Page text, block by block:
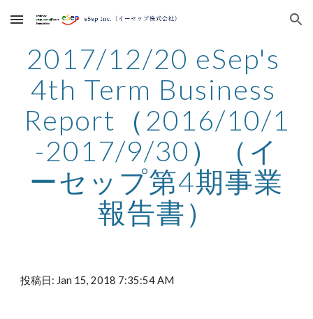
Skip to main content Skip to navigation
2017/12/20 eSep's
4th Term Business
Report（2016/10/1
-2017/9/30）（イ
ーセップ第4期事業
報告書）
投稿日: Jan 15, 2018 7:35:54 AM